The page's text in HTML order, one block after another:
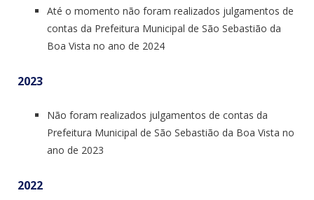
Até o momento não foram realizados julgamentos de
contas da Prefeitura Municipal de São Sebastião da
Boa Vista no ano de 2024
2023
Não foram realizados julgamentos de contas da
Prefeitura Municipal de São Sebastião da Boa Vista no
ano de 2023
2022